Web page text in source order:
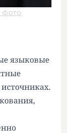
фото.
языковые